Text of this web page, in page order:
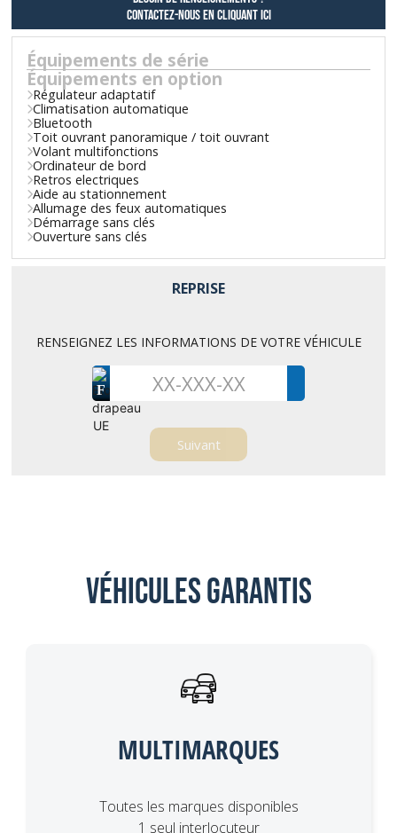
contactez-nous en cliquant ici
Équipements de série
Équipements en option
Régulateur adaptatif
Climatisation automatique
Bluetooth
Toit ouvrant panoramique / toit ouvrant
Volant multifonctions
Ordinateur de bord
Retros electriques
Aide au stationnement
Allumage des feux automatiques
Démarrage sans clés
Ouverture sans clés
REPRISE
RENSEIGNEZ LES INFORMATIONS DE VOTRE VÉHICULE
F
Véhicules garantis
MULTIMARQUES
Toutes les marques disponibles
1 seul interlocuteur